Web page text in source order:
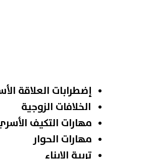
إضطرابات العلاقة
الخلافات الزوجية
مهارات التكيف
مهارات الحوار
تربية الابناء